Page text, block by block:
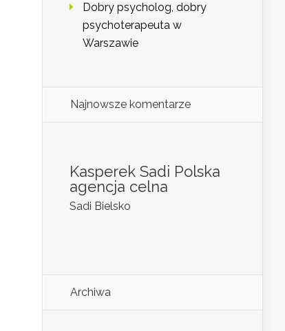
Dobry psycholog, dobry
psychoterapeuta w
Warszawie
Najnowsze komentarze
Kasperek Sadi Polska
agencja celna
Sadi Bielsko
Archiwa